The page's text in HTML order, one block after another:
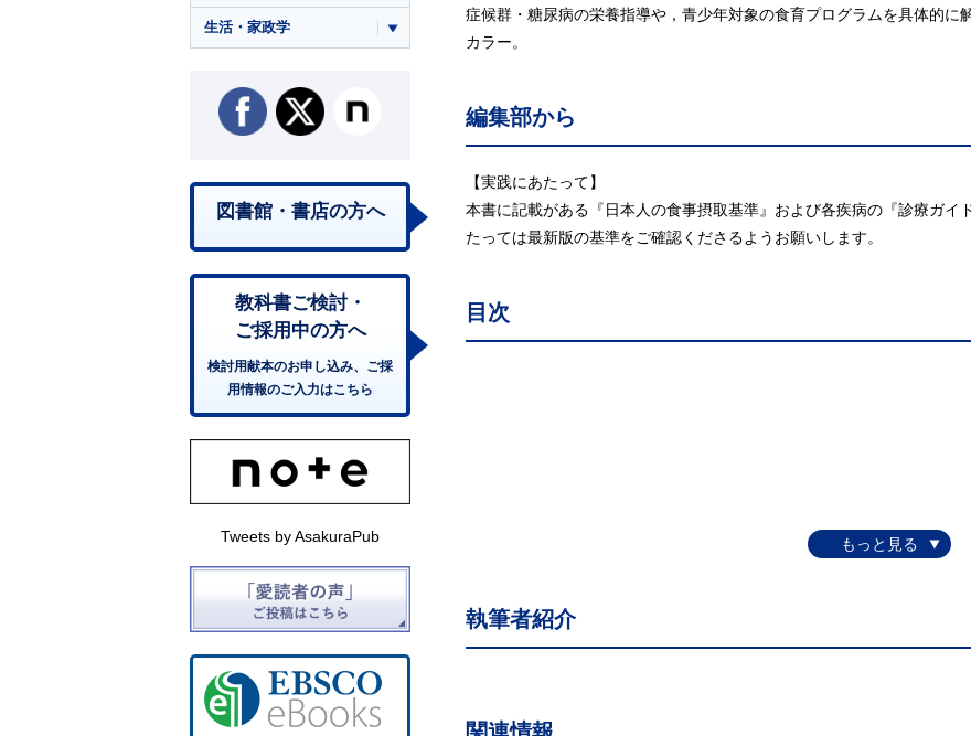
症候群・糖尿病の栄養指導や，青少年対象の食育プログラムを具体的
カラー。
編集部から
【実践にあたって】
本書に記載がある『日本人の食事摂取基準』および各疾病の『診療ガイ
たっては最新版の基準をご確認くださるようお願いします。
目次
執筆者紹介
生活・家政学
図書館・書店の方へ
教科書ご検討・
ご採用中の方へ
検討用献本のお申し込み、ご採
用情報のご入力はこちら
Tweets by AsakuraPub